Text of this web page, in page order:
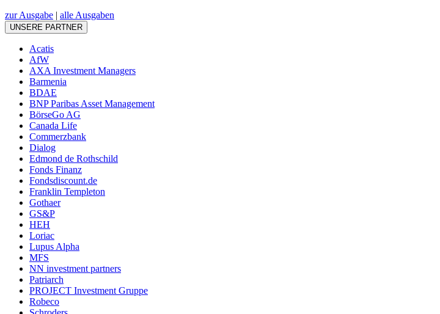
zur Ausgabe | alle Ausgaben
UNSERE PARTNER
Acatis
AfW
AXA Investment Managers
Barmenia
BDAE
BNP Paribas Asset Management
BörseGo AG
Canada Life
Commerzbank
Dialog
Edmond de Rothschild
Fonds Finanz
Fondsdiscount.de
Franklin Templeton
Gothaer
GS&P
HEH
Loriac
Lupus Alpha
MFS
NN investment partners
Patriarch
PROJECT Investment Gruppe
Robeco